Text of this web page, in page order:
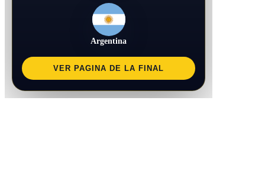
Argentina
VER PAGINA DE LA FINAL